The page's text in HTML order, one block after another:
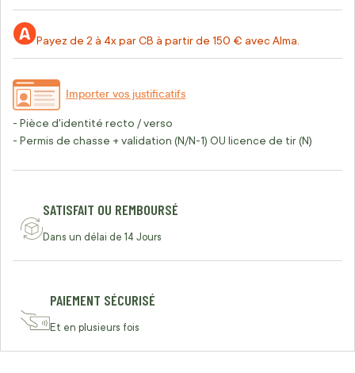
Payez de 2 à 4x par CB à partir de 150 € avec Alma.
Importer vos justificatifs
- Pièce d'identité recto / verso
- Permis de chasse + validation (N/N-1) OU licence de tir (N)
SATISFAIT OU REMBOURSÉ
Dans un délai de 14 Jours
PAIEMENT SÉCURISÉ
Et en plusieurs fois